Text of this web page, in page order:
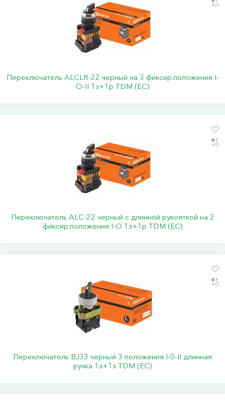
Переключатель АLСLR-22 черный на 3 фиксир.положения I-
O-II 1з+1р TDM (ЕС)
Переключатель АLС-22 черный с длинной рукояткой на 2
фиксир.положения I-O 1з+1р TDM (ЕС)
Переключатель BJ33 черный 3 положения I-0-II длинная
ручка 1з+1з TDM (ЕС)